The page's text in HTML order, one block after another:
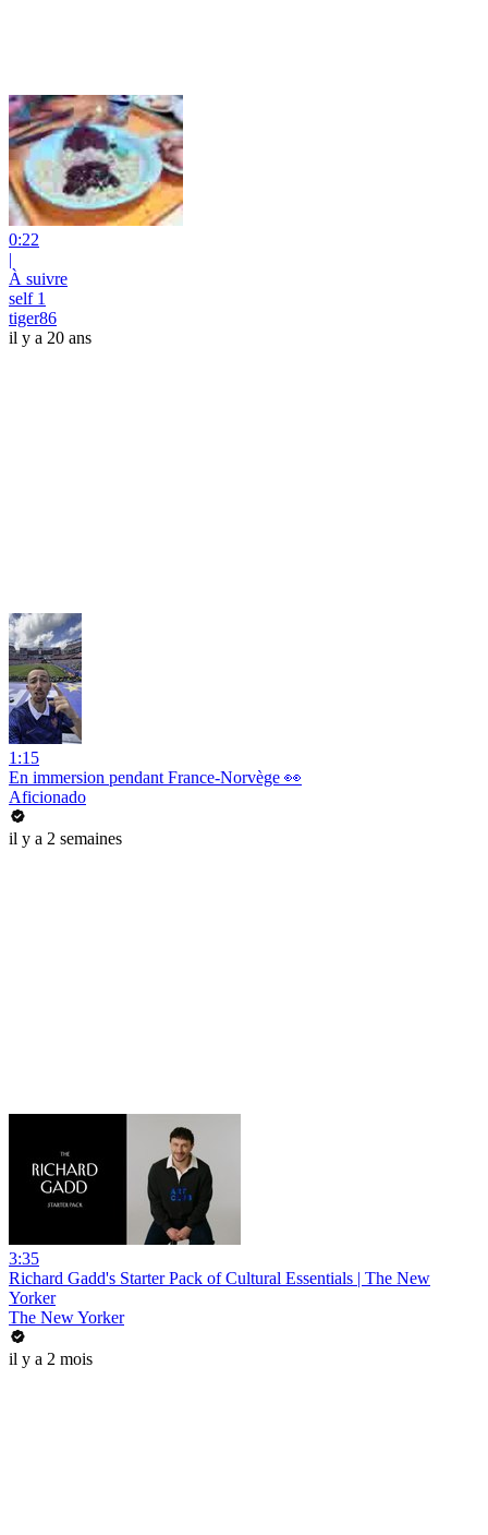
0:22
|
À suivre
self 1
tiger86
il y a 20 ans
1:15
En immersion pendant France-Norvège 👀
Aficionado
il y a 2 semaines
3:35
Richard Gadd's Starter Pack of Cultural Essentials | The New
Yorker
The New Yorker
il y a 2 mois